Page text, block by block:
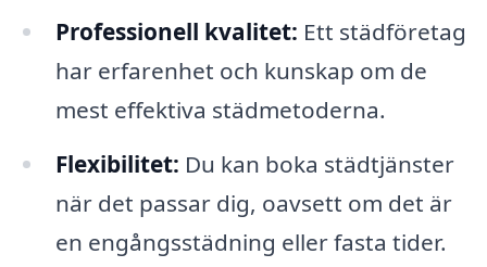
Professionell kvalitet: Ett städföretag
har erfarenhet och kunskap om de
mest effektiva städmetoderna.
Flexibilitet: Du kan boka städtjänster
när det passar dig, oavsett om det är
en engångsstädning eller fasta tider.